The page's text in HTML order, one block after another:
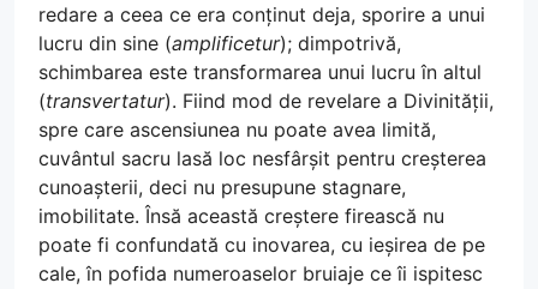
redare a ceea ce era conținut deja, sporire a unui
lucru din sine (amplificetur); dimpotrivă,
schimbarea este transformarea unui lucru în altul
(transvertatur). Fiind mod de revelare a Divinității,
spre care ascensiunea nu poate avea limită,
cuvântul sacru lasă loc nesfârșit pentru creșterea
cunoașterii, deci nu presupune stagnare,
imobilitate. Însă această creștere firească nu
poate fi confundată cu inovarea, cu ieșirea de pe
cale, în pofida numeroaselor bruiaje ce îi ispitesc